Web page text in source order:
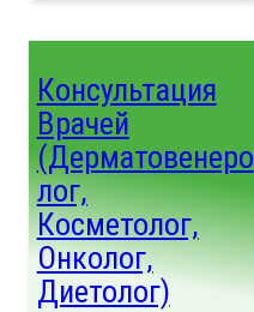
Консультация
Врачей
(дерматовенеро
Лог,
Косметолог,
Онколог,
Диетолог)